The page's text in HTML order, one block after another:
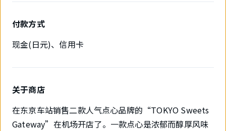
付款方式
现金(日元)、信用卡
关于商店
在东京车站销售二款人气点心品牌的“TOKYO Sweets
Gateway”在机场开店了。一款点心是浓郁而醇厚风味